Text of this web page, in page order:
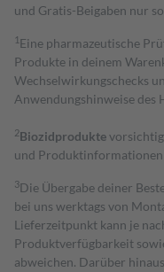
und Gratis-Beigaben nur
1 Eine pharmazeutische
Produkte in deinem
Wechselwirkungschecks
Anwendungshinweise des
2Biozidprodukte
und Produktinformationen
3Die Übergabe deiner
bei uns werktags von
Lieferzeitpunkt kann je
Produktverfügbarkeit
abweichen. Darüber